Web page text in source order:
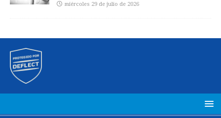
miércoles 29 de julio de 2026